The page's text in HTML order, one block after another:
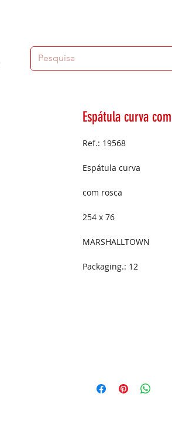
Espátula curva
Ref.: 19568
Espátula curva
com rosca
254 x 76
MARSHALLTOWN
Packaging.: 12